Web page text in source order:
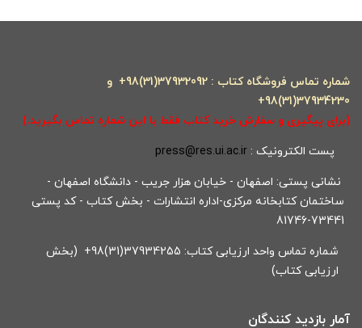
شماره تماس فروشگاه کتاب : 37932092(31)98+ و
37934230(31)98+
(برای پیگیری و سفارش خرید کتاب فقط با این شماره تماس بگیرید.)
پست الکترونیک : press@res.ui.ac.ir
نشانی پستی: اصفهان - خیابان هزار جریب - دانشگاه اصفهان -
ساختمان کتابخانه مرکزی-اداره انتشارات - بخش کتاب - کد پستی
73441-81746
شماره تماس واحد ارزیابی کتاب: 37934255(31)98+ (بخش
ارزیابی کتاب)
آمار بازدید کنندگان